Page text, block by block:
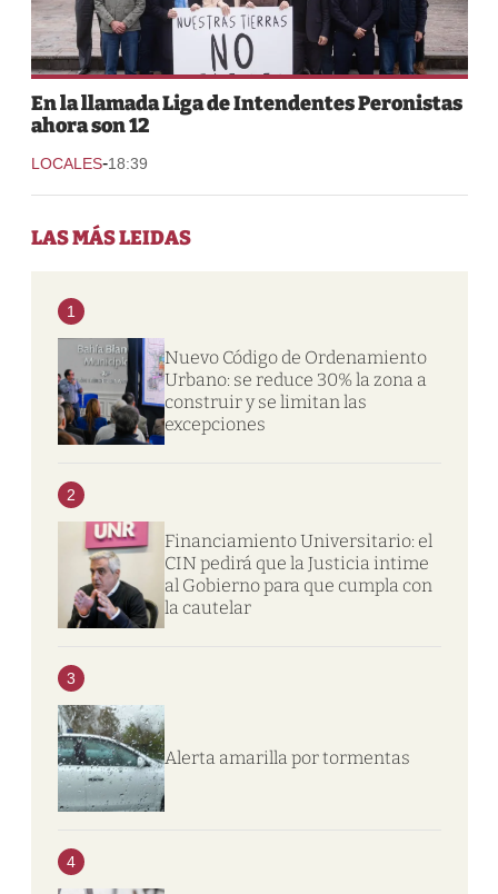
En la llamada Liga de Intendentes Peronistas
ahora son 12
LOCALES-18:39
LAS MÁS LEIDAS
1
Nuevo Código de Ordenamiento
Urbano: se reduce 30% la zona a
construir y se limitan las
excepciones
2
Financiamiento Universitario: el
CIN pedirá que la Justicia intime
al Gobierno para que cumpla con
la cautelar
3
Alerta amarilla por tormentas
4